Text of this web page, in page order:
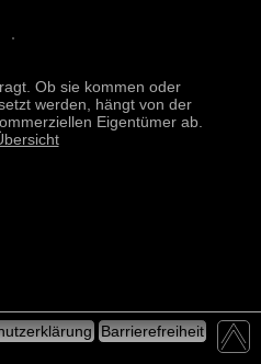
Ob sie kommen oder
werden, hängt von der
Eigentümer ab.
Barrierefreiheit